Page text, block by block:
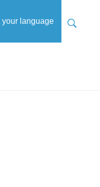
your language